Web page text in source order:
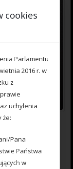
cookies
Parlamentu
2016 r. w
z
uchylenia
że:
Pana
Państwa
w